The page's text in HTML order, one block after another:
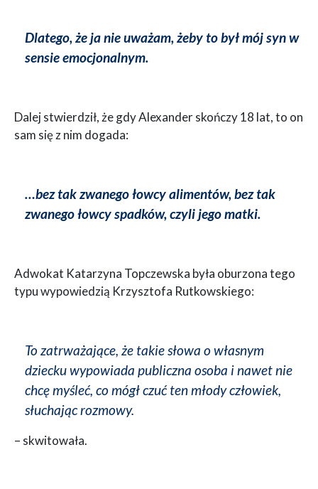
Dlatego, że ja nie uważam, żeby to był mój syn w
sensie emocjonalnym.
Dalej stwierdził, że gdy Alexander skończy 18 lat, to on
sam się z nim dogada:
…bez tak zwanego łowcy alimentów, bez tak
zwanego łowcy spadków, czyli jego matki.
Adwokat Katarzyna Topczewska była oburzona tego
typu wypowiedzią Krzysztofa Rutkowskiego:
To zatrważające, że takie słowa o własnym
dziecku wypowiada publiczna osoba i nawet nie
chcę myśleć, co mógł czuć ten młody człowiek,
słuchając rozmowy.
– skwitowała.